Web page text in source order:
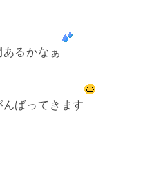
るかなぁ
ばってきます